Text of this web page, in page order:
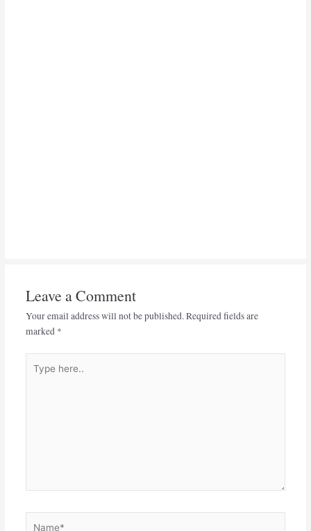
Leave a Comment
Your email address will not be published.Required fields are
marked *
here..